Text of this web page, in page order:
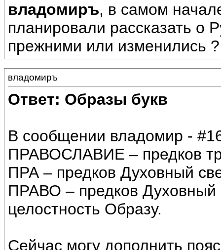
владомиръ, в самом
планировали рассказать о
прежними или изменились ?
владомиръ
Ответ: Образы букв
В сообщении владомир -
ПРАВОСЛАВИЕ – предков
ПРА – предков Духовный
ПРАВО – предков
целостность Образу.
Сейчас могу дополнить